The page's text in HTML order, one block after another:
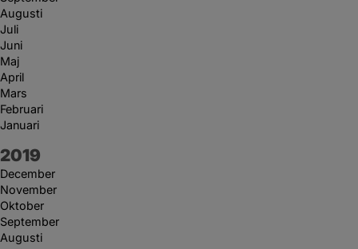
Augusti
Juli
Juni
Maj
April
Mars
Februari
Januari
År:
2019
December
November
Oktober
September
Augusti